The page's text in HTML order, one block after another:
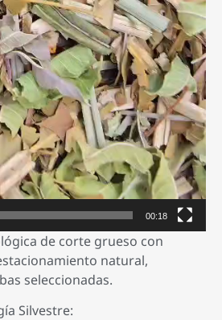
00:18
de corte grueso con
natural,
seleccionadas.
Silvestre: